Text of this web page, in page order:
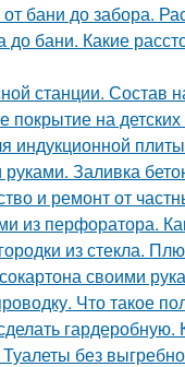
бани до забора.
до бани. Какие
станции. Состав
покрытие на
индукционной
Заливка
и ремонт от
из перфоратора.
из стекла.
своими
Что такое
Туалеты без